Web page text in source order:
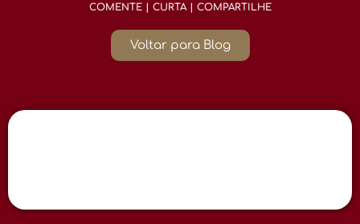
COMENTE | CURTA | COMPARTILHE
Voltar para Blog